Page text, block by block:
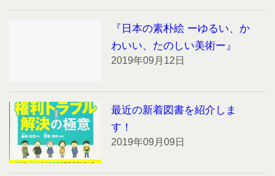
『日本の素朴絵 ーゆるい、か
わいい、たのしい美術ー』
2019年09月12日
最近の新着図書を紹介しま
す！
2019年09月09日